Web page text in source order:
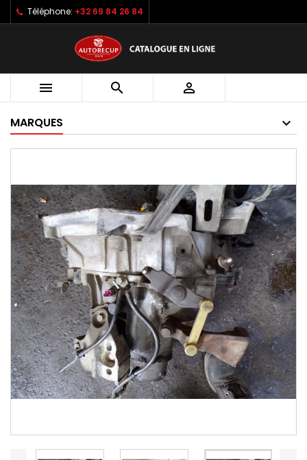
Téléphone: +32 69 84 26 84
  
MARQUES